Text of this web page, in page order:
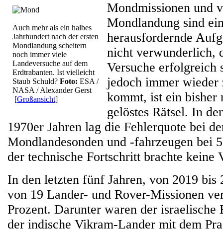
Auch mehr als ein halbes
Jahrhundert nach der ersten
Mondlandung scheitern
noch immer viele
Landeversuche auf dem
Erdtrabanten. Ist vielleicht
Staub Schuld? Foto: ESA /
NASA / Alexander Gerst
[Großansicht]
Mondmissionen und
Mondlandung sind
herausfordernde
nicht verwunderlich,
Versuche erfolgreich
jedoch immer
kommt, ist ein bisher
gelöstes Rätsel. In
1970er Jahren lag die Fehlerquote bei
Mondlandesonden und -fahrzeugen bei
der technische Fortschritt brachte keine
In den letzten fünf Jahren, von 2019 bis
von 19 Lander- und Rover-Missionen
Prozent. Darunter waren der israelische
der indische Vikram-Lander mit dem